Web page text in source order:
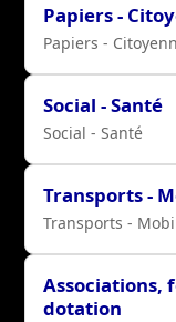
Papiers -
Papiers -
Social - Santé
Social - Santé
Transports -
Transports -
Associations,
dotation